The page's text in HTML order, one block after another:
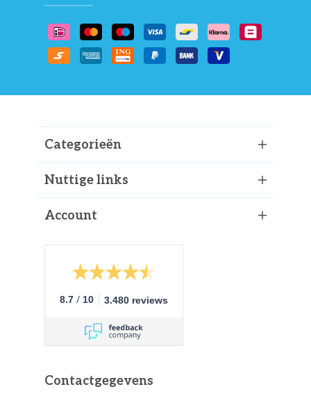
Categorieën
Nuttige links
Account
8.7 / 10 3.480 reviews
Contactgegevens